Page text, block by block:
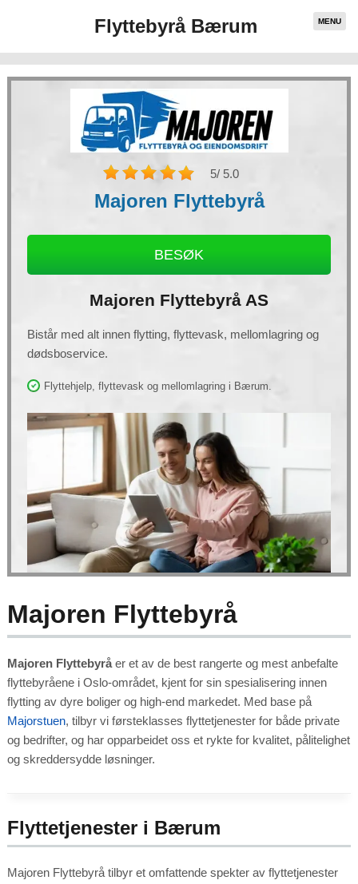
MENU
Flyttebyrå Bærum
5/ 5.0
Majoren Flyttebyrå
BESØK
Majoren Flyttebyrå AS
Bistår med alt innen flytting, flyttevask, mellomlagring og
dødsboservice.
Flyttehjelp, flyttevask og mellomlagring i Bærum.
Majoren Flyttebyrå
Majoren Flyttebyråer et av de best rangerte og mest anbefalte
flyttebyråene i Oslo-området, kjent for sin spesialisering innen
flytting av dyre boliger og high-end markedet. Med base på
Majorstuen, tilbyr vi førsteklasses flyttetjenester for både private
og bedrifter, og har opparbeidet oss et rykte for kvalitet, pålitelighet
og skreddersydde løsninger.
Flyttetjenester i Bærum
Majoren Flyttebyrå tilbyr et omfattende spekter av flyttetjenester
optional.
They are
the website
In order for
us to
improve the
how the
website is
used.
Experience
In order for
our website
during your
visit. If you
refuse these
cookies,
will
disappear
from the
website.
By sharing
interests
seeing
personalized
content and
offers.